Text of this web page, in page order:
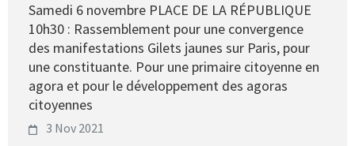
Samedi 6 novembre PLACE DE LA RÉPUBLIQUE
10h30 : Rassemblement pour une convergence
des manifestations Gilets jaunes sur Paris, pour
une constituante. Pour une primaire citoyenne en
agora et pour le développement des agoras
citoyennes
3 Nov 2021